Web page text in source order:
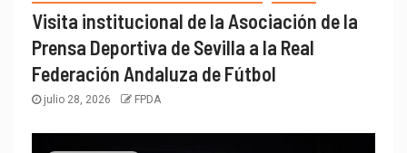
Visita institucional de la Asociación de la
Prensa Deportiva de Sevilla a la Real
Federación Andaluza de Fútbol
julio 28, 2026 FPDA